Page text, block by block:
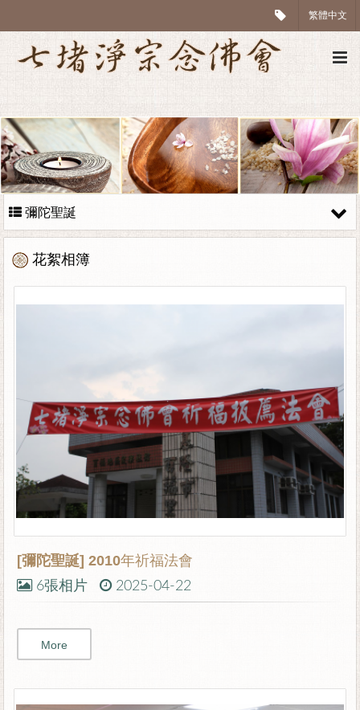
繁體中文
彌陀聖誕
花絮相簿
[彌陀聖誕] 2010年祈福法會
6張相片 2025-04-22
More